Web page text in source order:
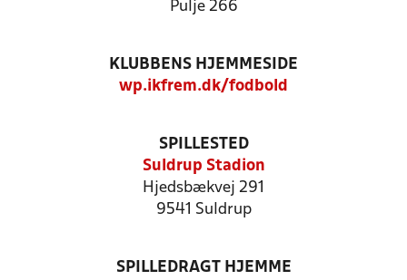
Pulje 266
KLUBBENS HJEMMESIDE
wp.ikfrem.dk/fodbold
SPILLESTED
Suldrup Stadion
Hjedsbækvej 291
9541 Suldrup
SPILLEDRAGT HJEMME